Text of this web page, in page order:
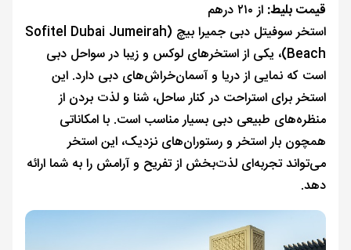
قیمت بلیط: از ۲۱۰ درهم
استخر سوفیتل دبی جمیرا بیچ (Sofitel Dubai Jumeirah
Beach)، یکی از استخرهای لوکس و زیبا در سواحل دبی
است که نمایی از دریا و آسمان‌خراش‌های دبی دارد. این
استخر برای استراحت در کنار ساحل، شنا و لذت بردن از
منظره‌های طبیعی دبی بسیار مناسب است. با امکاناتی
همچون بار استخر و رستوران‌های نزدیک، این استخر
می‌تواند تجربه‌ای لذت‌بخش از تفریح و آرامش را به شما ارائه
دهد.